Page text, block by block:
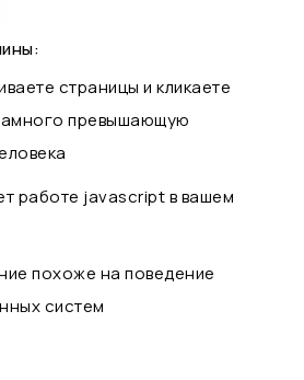
страницы и кликаете
превышающую
работе javascript в вашем
похоже на поведение
систем